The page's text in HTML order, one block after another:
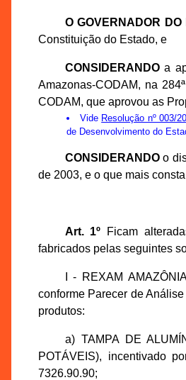
O GOVERNADOR
Constituição do Estado, e
CONSIDERANDOa
Amazonas-CODAM, na
CODAM, que aprovou as
Vide Resolução nº 003/
de Desenvolvimento do
CONSIDERANDOo
de 2003, e o que mais
Art. 1º Ficam
fabricados pelas seguintes
I - REXAM
conforme Parecer de
produtos:
a) TAMPA DE
POTÁVEIS), incentivado
7326.90.90;